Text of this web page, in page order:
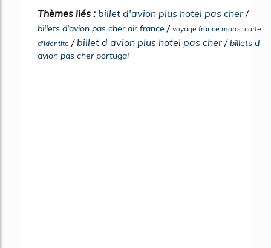
Thèmes liés : billet d'avion plus hotel pas cher /
billets d'avion pas cher air france / voyage france maroc carte
d'identite / billet d avion plus hotel pas cher /billets d
avion pas cher portugal